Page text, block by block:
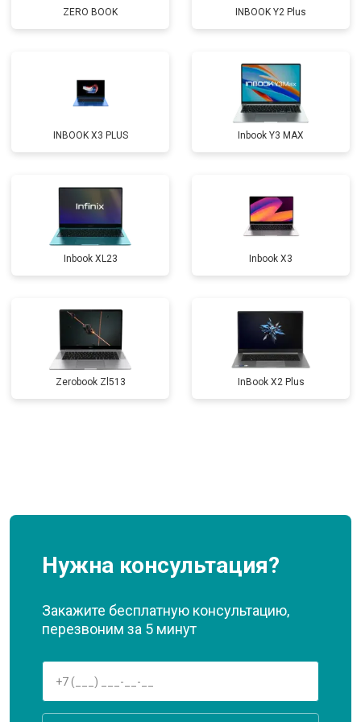
Прошивка BIOS от 1500 ₽ Заказать
Ремонт петель от 3990 ₽ Заказать
ZERO BOOK INBOOK Y2 Plus
INBOOK X3 PLUS Inbook Y3 MAX
Inbook XL23 Inbook X3
Zerobook Zl513 InBook X2 Plus
Нужна консультация?
Закажите бесплатную консультацию,
перезвоним за 5 минут